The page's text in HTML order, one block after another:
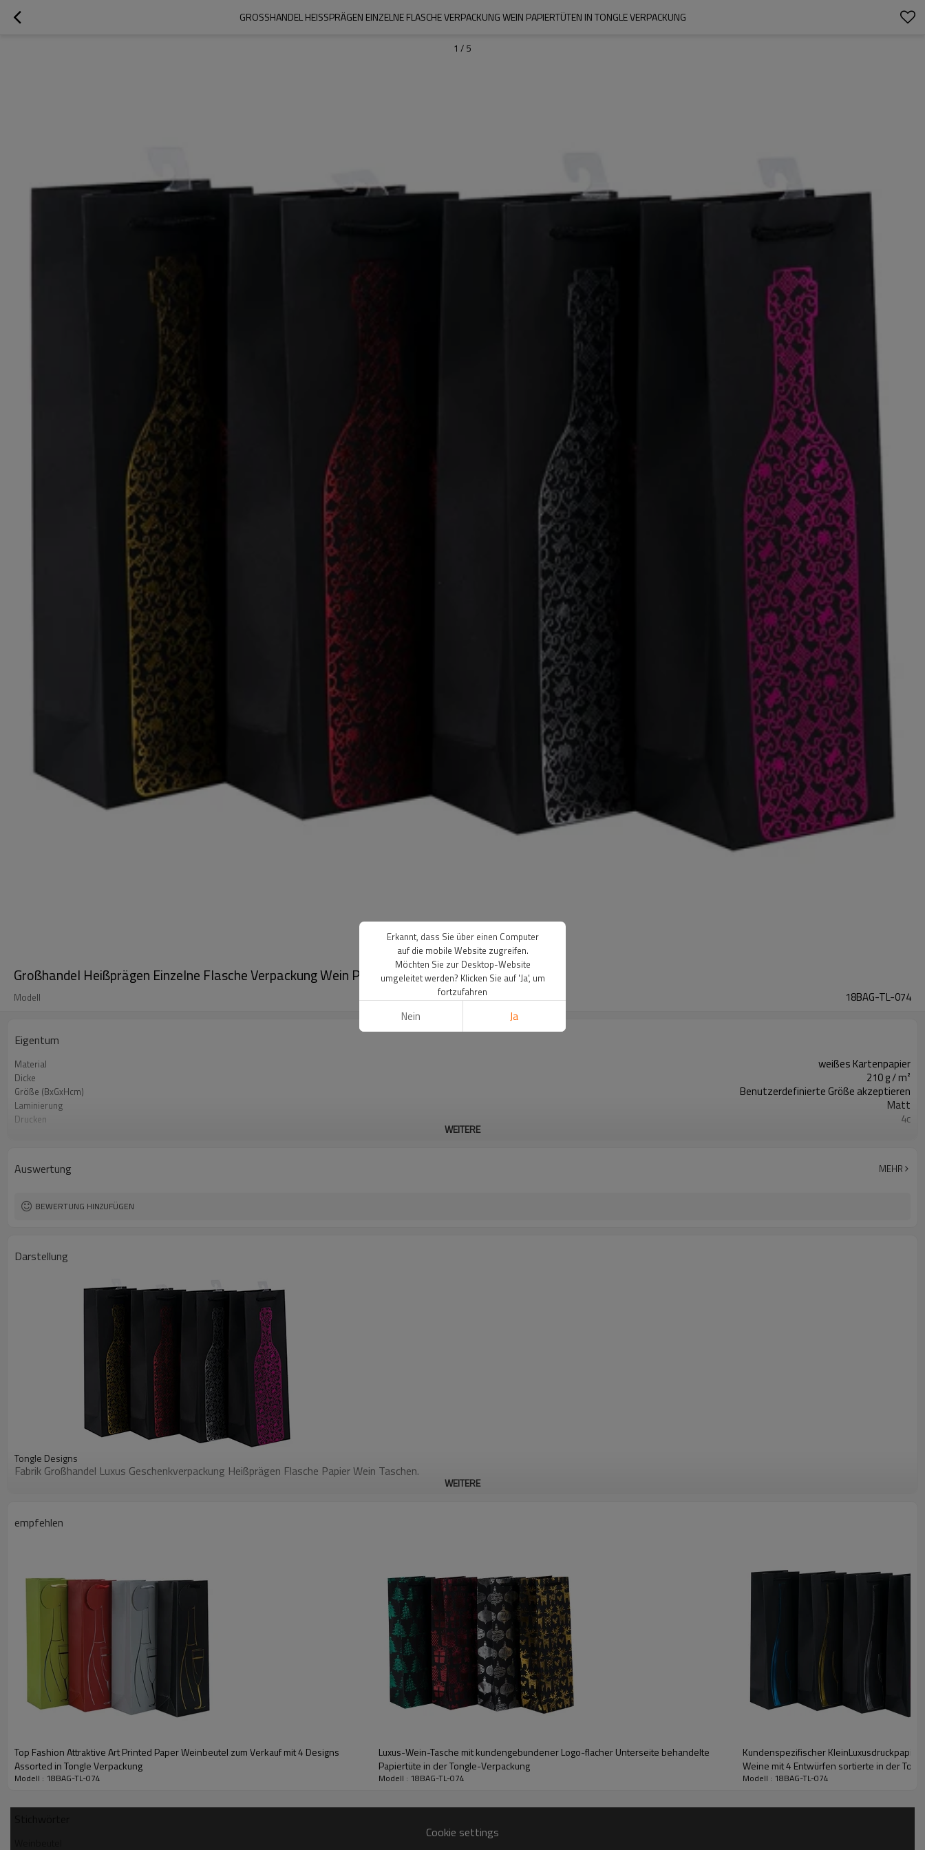
GROSSHANDEL HEISSPRÄGEN EINZELNE FLASCHE VERPACKUNG WEIN PAPIERTÜTEN IN TONGLE VERPACKUNG
1 / 5
Großhandel Heißprägen Einzelne Flasche Verpackung Wein Papiertüten in Tongle Verpackung
Modell 18BAG-TL-074
Eigentum
Material weißes Kartenpapier
Dicke 210 g / m²
Größe (BxGxHcm) Benutzerdefinierte Größe akzeptieren
Laminierung Matt
Drucken 4c
WEITERE
Auswertung MEHR
BEWERTUNG HINZUFÜGEN
Darstellung
Tongle Designs
Fabrik Großhandel Luxus Geschenkverpackung Heißprägen Flasche Papier Wein Taschen.
einzelne Flasche WeinGeschenk- Taschen
WEITERE
empfehlen
Top Fashion Attraktive Art Printed Paper Weinbeutel zum Verkauf mit 4 Designs
Assorted in Tongle Verpackung
Modell : 18BAG-TL-074
Luxus-Wein-Tasche mit kundengebundener Logo-flacher Unterseite behandelte
Papiertüte in der Tongle-Verpackung
Modell : 18BAG-TL-074
Kundenspezifischer
Weine mit 4 Entwürfen sortierte in der
Modell : 18BAG-TL-074
Cookie settings
Erkannt, dass Sie über einen Computer
auf die mobile Website zugreifen.
Möchten Sie zur Desktop-Website
umgeleitet werden? Klicken Sie auf 'Ja', um
fortzufahren
Nein Ja